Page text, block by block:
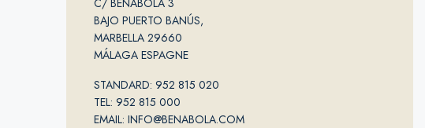
C/ BENABOLA 3
BAJO PUERTO BANÚS,
MARBELLA 29660
MÁLAGA ESPAGNE
STANDARD: 952 815 020
TEL: 952 815 000
EMAIL: INFO@BENABOLA.COM